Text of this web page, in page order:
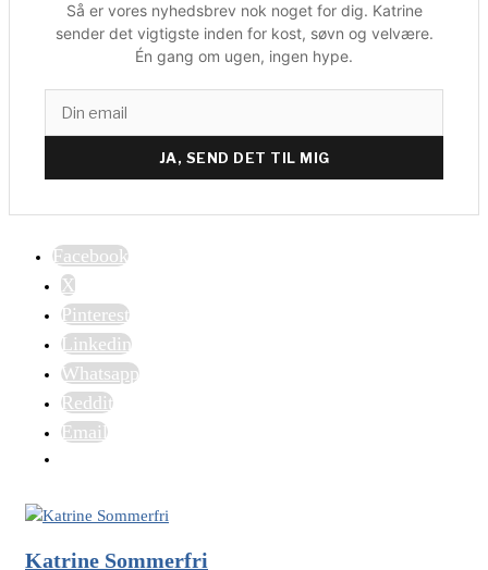
Så er vores nyhedsbrev nok noget for dig. Katrine
sender det vigtigste inden for kost, søvn og velvære.
Én gang om ugen, ingen hype.
JA, SEND DET TIL MIG
Facebook
X
Pinterest
Linkedin
Whatsapp
Reddit
Email
Katrine Sommerfri